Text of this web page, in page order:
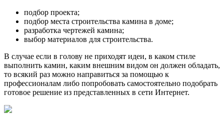
подбор проекта;
подбор места строительства камина в доме;
разработка чертежей камина;
выбор материалов для строительства.
В случае если в голову не приходят идеи, в каком стиле
выполнить камин, каким внешним видом он должен обладать,
то всякий раз можно направиться за помощью к
профессионалам либо попробовать самостоятельно подобрать
готовое решение из представленных в сети Интернет.